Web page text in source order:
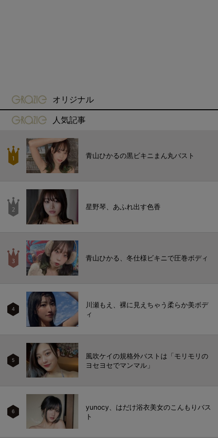
gravure-grazie
オリジナル
gravure-grazie
人気記事
青山ひかるの黒ビキニまん丸バスト
星野琴、あふれ出す色香
青山ひかる、冬仕様ビキニで圧巻ボディ
4
川瀬もえ、裸に見えちゃう柔らか美ボデ
ィ
5
風吹ケイの規格外バストは「モリモリの
ヨセヨセでマンマル」
6
yunocy、はだけ浴衣美女のこんもりバス
ト